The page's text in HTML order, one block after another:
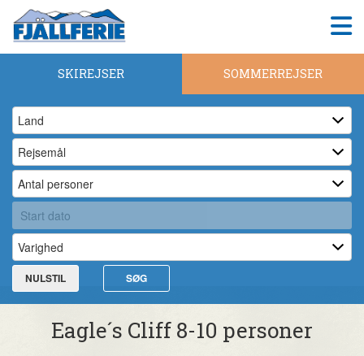
SKIREJSER SOMMERREJSER
NULSTIL SØG
Eagle´s Cliff 8-10 personer